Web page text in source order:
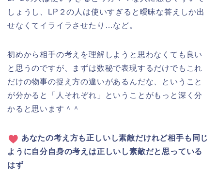
しょうし、LP２の人は使いすぎると曖昧な答えしか出
せなくてイライラさせたり…など。
初めから相手の考えを理解しようと思わなくても良い
と思うのですが、まずは数秘で表現するだけでもこれ
だけの物事の捉え方の違いがあるんだな、ということ
が分かると「人それぞれ」ということがもっと深く分
かると思います＾＾
あなたの考え方も正しいし素敵だけれど相手も同じ
ように自分自身の考えは正しいし素敵だと思っている
はず